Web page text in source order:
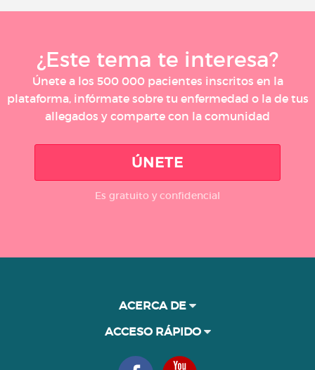
¿Este tema te interesa?
Únete a los 500 000 pacientes inscritos en la
plataforma, infórmate sobre tu enfermedad o la de tus
allegados y comparte con la comunidad
ÚNETE
Es gratuito y confidencial
ACERCA DE
ACCESO RÁPIDO